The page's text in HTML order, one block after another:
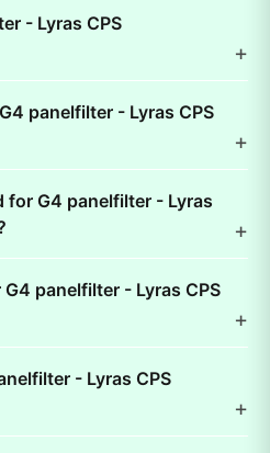
- Lyras CPS
panelfilter - Lyras CPS
for G4 panelfilter - Lyras
panelfilter - Lyras CPS
- Lyras CPS